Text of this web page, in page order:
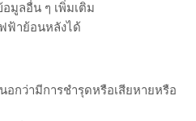
มูลอื่น ๆ เพิ่มเติม
ฟ้าย้อนหลังได้
กว่ามีการชำรุดหรือเสียหายหรือ